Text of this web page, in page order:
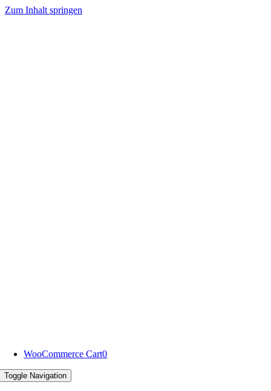
Zum Inhalt springen
WooCommerce Cart0
Toggle Navigation